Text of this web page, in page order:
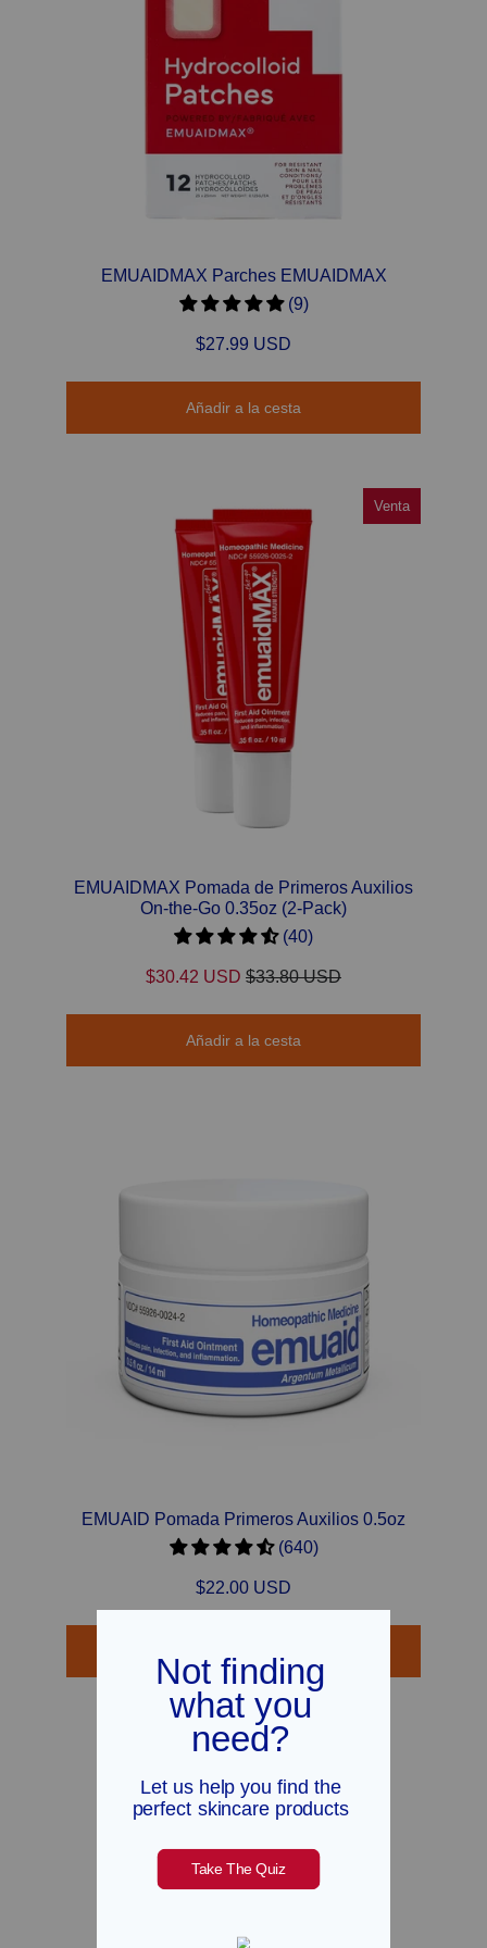
EMUAIDMAX Parches EMUAIDMAX
(9)
$27.99 USD
Añadir a la cesta
Venta
Venta
EMUAIDMAX Pomada de Primeros Auxilios
On-the-Go 0.35oz (2-Pack)
(40)
$30.42 USD $33.80 USD
Añadir a la cesta
EMUAID Pomada Primeros Auxilios 0.5oz
(640)
$22.00 USD